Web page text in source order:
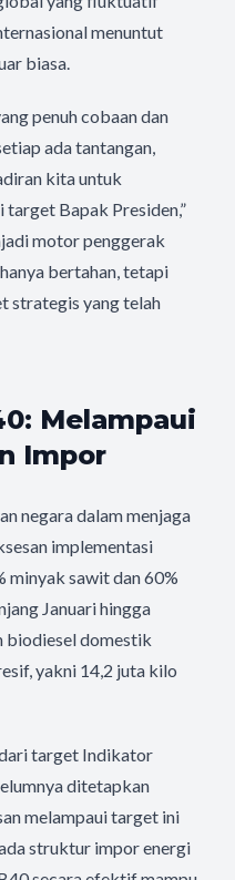
menuntut
biasa.
penuh cobaan dan
ada tantangan,
kita untuk
target Bapak Presiden,”
motor penggerak
bertahan, tetapi
strategis yang telah
Melampaui
Impor
negara dalam menjaga
implementasi
minyak sawit dan 60%
Januari hingga
biodiesel domestik
yakni 14,2 juta kilo
target Indikator
ditetapkan
melampaui target ini
struktur impor energi